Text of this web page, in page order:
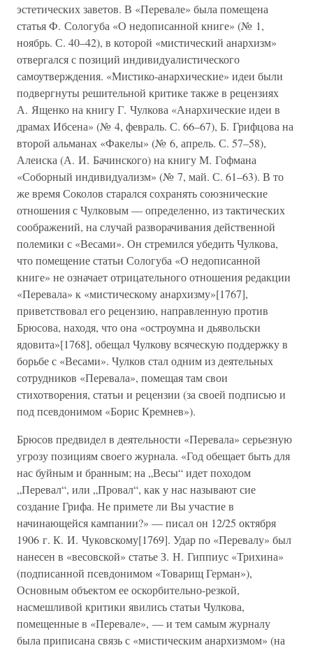
эстетических заветов. В «Перевале» была помещена
статья Ф. Сологуба «О недописанной книге» (№ 1,
ноябрь. С. 40–42), в которой «мистический анархизм»
отвергался с позиций индивидуалистического
самоутверждения. «Мистико-анархические» идеи были
подвергнуты решительной критике также в рецензиях
А. Ященко на книгу Г. Чулкова «Анархические идеи в
драмах Ибсена» (№ 4, февраль. С. 66–67), Б. Грифцова на
второй альманах «Факелы» (№ 6, апрель. С. 57–58),
Алеиска (А. И. Бачинского) на книгу М. Гофмана
«Соборный индивидуализм» (№ 7, май. С. 61–63). В то
же время Соколов старался сохранять союзнические
отношения с Чулковым — определенно, из тактических
соображений, на случай разворачивания действенной
полемики с «Весами». Он стремился убедить Чулкова,
что помещение статьи Сологуба «О недописанной
книге» не означает отрицательного отношения редакции
«Перевала» к «мистическому анархизму»[1767],
приветствовал его рецензию, направленную против
Брюсова, находя, что она «остроумна и дьявольски
ядовита»[1768], обещал Чулкову всяческую поддержку в
борьбе с «Весами». Чулков стал одним из деятельных
сотрудников «Перевала», помещая там свои
стихотворения, статьи и рецензии (за своей подписью и
под псевдонимом «Борис Кремнев»).
Брюсов предвидел в деятельности «Перевала» серьезную
угрозу позициям своего журнала. «Год обещает быть для
нас буйным и бранным; на „Весы“ идет походом
„Перевал“, или „Провал“, как у нас называют сие
создание Грифа. Не примете ли Вы участие в
начинающейся кампании?» — писал он 12/25 октября
1906 г. К. И. Чуковскому[1769]. Удар по «Перевалу» был
нанесен в «весовской» статье З. Н. Гиппиус «Трихина»
(подписанной псевдонимом «Товарищ Герман»),
Основным объектом ее оскорбительно-резкой,
насмешливой критики явились статьи Чулкова,
помещенные в «Перевале», — и тем самым журналу
была приписана связь с «мистическим анархизмом» (на